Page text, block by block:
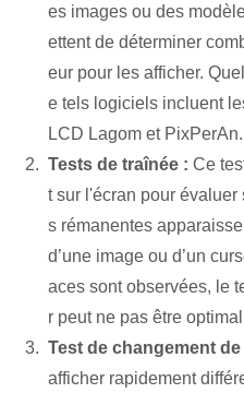
es images ou des
ettent de déterminer
eur pour les afficher.
e tels logiciels incluent
LCD Lagom et PixPerAn.
Tests de traînée : Ce
t sur l'écran pour
s rémanentes
d’une image ou d’un
aces sont observées, le
r peut ne pas être
Test de changement
afficher rapidement